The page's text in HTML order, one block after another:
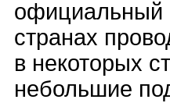
официальный
странах
в некоторых
небольшие